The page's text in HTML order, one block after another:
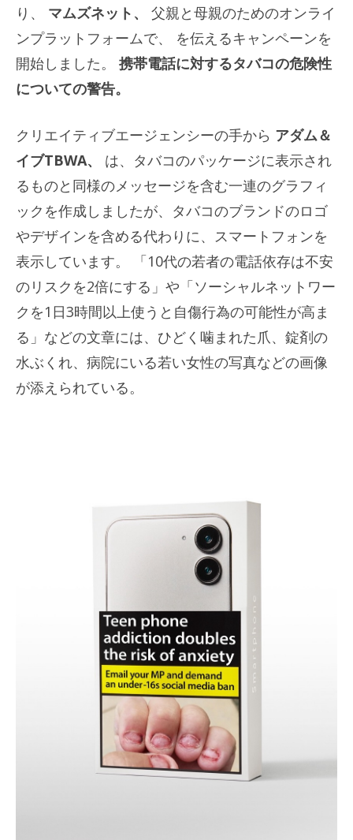
り、 マムズネット、
父親と母親のためのオンライ
ンプラットフォームで、 を伝えるキャンペーンを
開始しました。 携帯電話に対するタバコの危険性
についての警告。
クリエイティブエージェンシーの手から アダム＆
イブTBWA、 は、タバコのパッケージに表示され
るものと同様のメッセージを含む一連のグラフィ
ックを作成しましたが、タバコのブランドのロゴ
やデザインを含める代わりに、スマートフォンを
表示しています。 「10代の若者の電話依存は不安
のリスクを2倍にする」や「ソーシャルネットワー
クを1日3時間以上使うと自傷行為の可能性が高ま
る」などの文章には、ひどく噛まれた爪、錠剤の
水ぶくれ、病院にいる​​若い女性の写真などの画像
が添えられている。